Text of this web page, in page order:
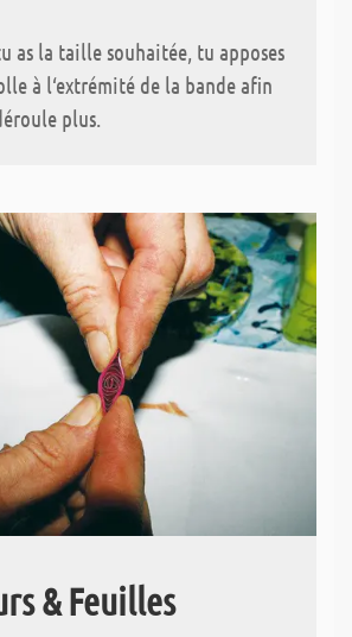
as la taille souhaitée, tu apposes
à l‘extrémité de la bande afin
plus.
& Feuilles